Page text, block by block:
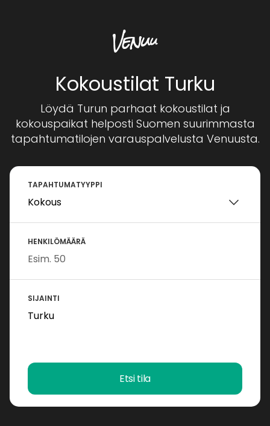
Kokoustilat Turku
Löydä Turun parhaat kokoustilat ja
kokouspaikat helposti Suomen suurimmasta
tapahtumatilojen varauspalvelusta Venuusta.
TAPAHTUMATYYPPI
HENKILÖMÄÄRÄ
SIJAINTI
Etsi tila